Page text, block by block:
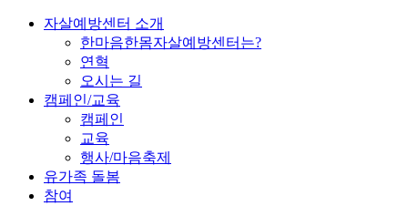
자살예방센터 소개
한마음한몸자살예방센터는?
연혁
오시는 길
캠페인/교육
캠페인
교육
행사/마음축제
유가족 돌봄
참여